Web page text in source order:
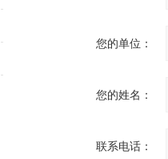
您的单位：
您的姓名：
联系电话：